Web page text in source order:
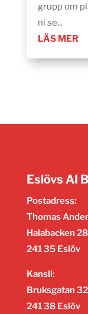
grupp om
ni se...
LÄS MER
Eslövs AI
Postadress:
Thomas
Halabacken 28
241 35 Eslöv
Kansli:
Bruksgatan 32
241 38 Eslöv